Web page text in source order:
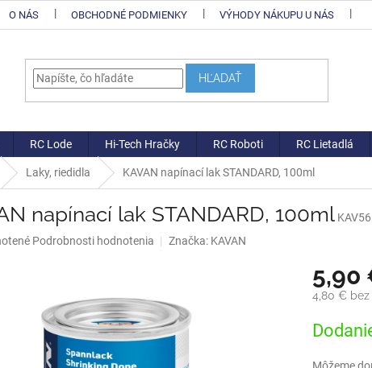
O NÁS OBCHODNÉ PODMIENKY VÝHODY NÁKUPU U NÁS
HĽADAŤ
RC Lode Hi-Tech Hračky RC Roboti RC Lietadlá
Laky, riedidla KAVAN napínací lak STANDARD, 100ml
napínací lak STANDARD, 100ml
Podrobnosti hodnotenia Značka: KAVAN
5,90
4,80 € bez
cena: